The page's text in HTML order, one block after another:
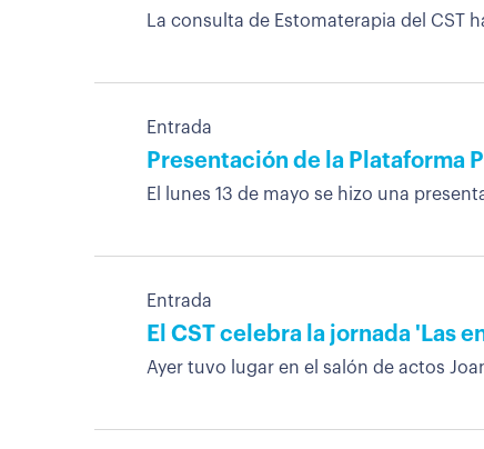
La consulta de Estomaterapia del CST
Entrada
Presentación de la Plataforma
El lunes 13 de mayo se hizo una
Entrada
El CST celebra la jornada 'Las
Ayer tuvo lugar en el salón de actos